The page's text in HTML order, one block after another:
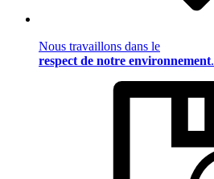
Nous travaillons dans le
respect de notre environnement.